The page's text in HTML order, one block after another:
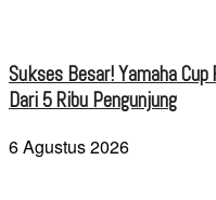
Sukses Besar! Yamaha
Dari 5 Ribu Pengunjung
6 Agustus 2026